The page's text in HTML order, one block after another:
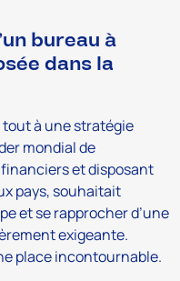
bureau à
dans la
à une stratégie
mondial de
et disposant
pays, souhaitait
et se rapprocher d’une
exigeante.
place incontournable.